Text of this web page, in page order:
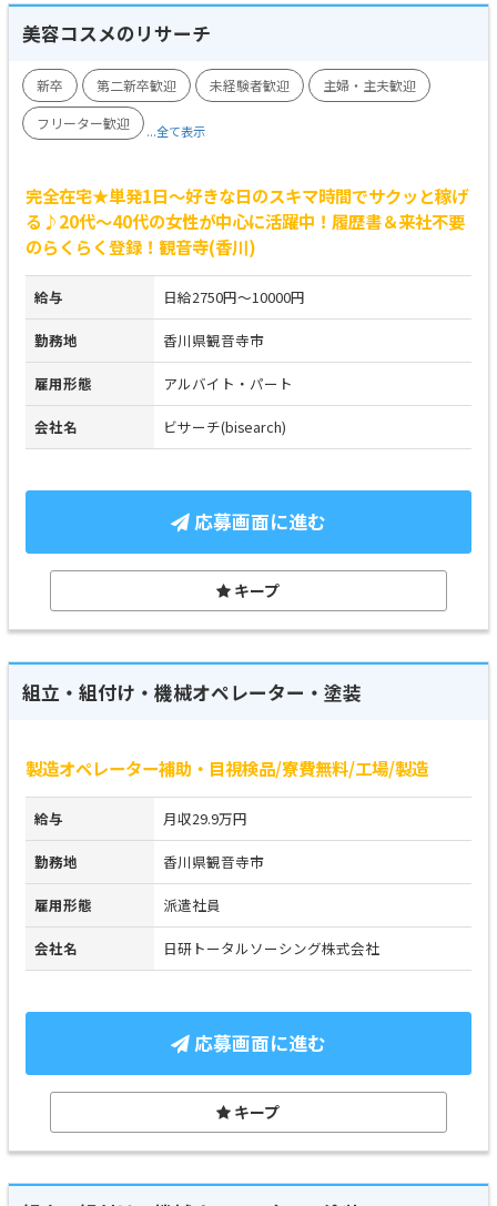
美容コスメのリサーチ
新卒 第二新卒歓迎 未経験者歓迎
主婦・主夫歓迎
フリーター歓迎
...全て表示
完全在宅★単発1日～好きな日のスキマ時間でサクッと稼げ
る♪20代～40代の女性が中心に活躍中！履歴書＆来社不要
のらくらく登録！観音寺(香川)
給与 日給2750円～10000円
勤務地 香川県観音寺市
雇用形態 アルバイト・パート
会社名 ビサーチ(bisearch)
応募画面に進む
キープ
組立・組付け・機械オペレーター・塗装
製造オペレーター補助・目視検品/寮費無料/工場/製造
給与 月収29.9万円
勤務地 香川県観音寺市
雇用形態 派遣社員
会社名 日研トータルソーシング株式会社
応募画面に進む
キープ